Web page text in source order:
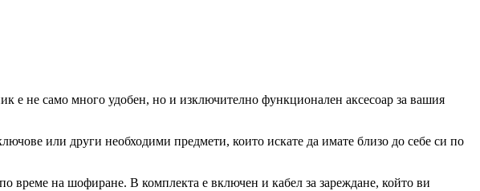
е не само много удобен, но и изключително функционален аксесоар за вашия
или други необходими предмети, които искате да имате близо до себе си по
време на шофиране. В комплекта е включен и кабел за зареждане, който ви